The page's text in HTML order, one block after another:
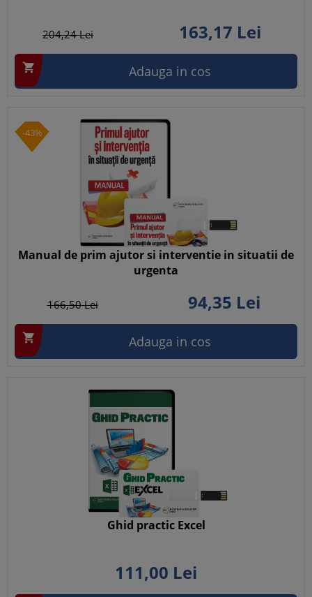
204,24Lei 163,17 Lei
 Adauga in cos
-43%
Manual de prim ajutor si interventie in situatii de
urgenta
166,50Lei 94,35 Lei
 Adauga in cos
Ghid practic Excel
111,00 Lei